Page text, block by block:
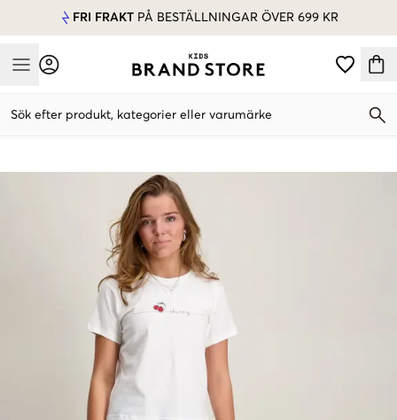
FRI FRAKT PÅ BESTÄLLNINGAR ÖVER 699 KR
Mobile Menu
Sök efter produkt, kategorier eller varumärke